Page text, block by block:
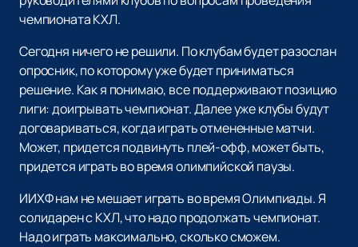
чемпионата КХЛ.
Сегодня ничего не решили. По клубам будет разослан
опросник, по которому уже будет приниматься
решение. Как я понимаю, все поддерживают позицию
лиги: доигрывать чемпионат. Далее уже клубы будут
договариваться, когда играть отмененные матчи.
Может, придется подвинуть плей-офф, может быть,
придется играть во время олимпийской паузы.
ИИХФ нам не мешает играть во время Олимпиады. Я
солидарен с КХЛ, что надо продолжать чемпионат.
Надо играть максимально, сколько сможем.